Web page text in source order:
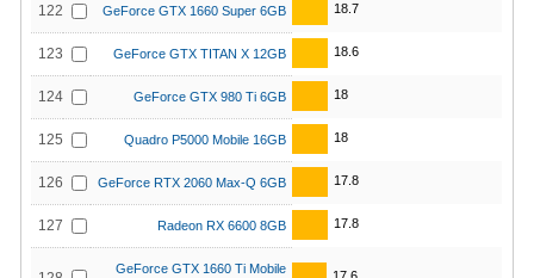
122 GeForce GTX 1660 Super 6GB 18.7
123 GeForce GTX TITAN X 12GB 18.6
124 GeForce GTX 980 Ti 6GB 18
125 Quadro P5000 Mobile 16GB 18
126 GeForce RTX 2060 Max-Q 6GB 17.8
127 Radeon RX 6600 8GB 17.8
GeForce GTX 1660 Ti Mobile